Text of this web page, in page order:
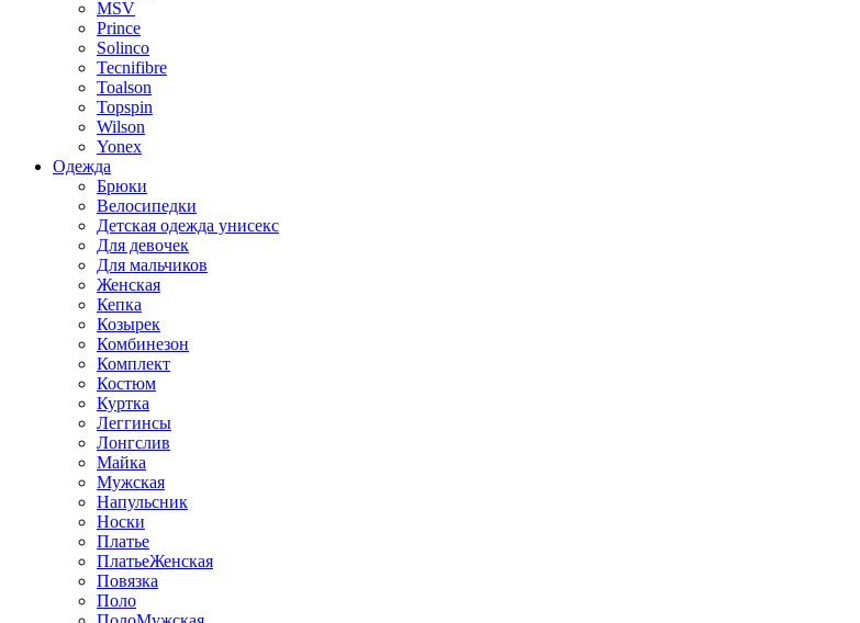
MSV
Prince
Solinco
Tecnifibre
Toalson
Topspin
Wilson
Yonex
Одежда
Брюки
Велосипедки
Детская одежда унисекс
Для девочек
Для мальчиков
Женская
Кепка
Козырек
Комбинезон
Комплект
Костюм
Куртка
Леггинсы
Лонгслив
Майка
Мужская
Напульсник
Носки
Платье
ПлатьеЖенская
Повязка
Поло